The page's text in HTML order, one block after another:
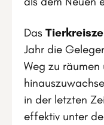
Das
Jahr die
Weg zu
in der letzten
effektiv unter